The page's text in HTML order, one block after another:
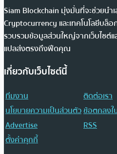
Siam Blockchain มุ่งมั่นที่จะช่วยนำ
Cryptocurrency และเทคโนโลยีบล็อ
รวบรวมข้อมูลส่วนใหญ่จากเว็บไซต์แ
แปลส่งตรงถึงฟีดคุณ
เกี่ยวกับเว็บไซต์นี้
ทีมงาน
ติดต่อเรา
นโยบายความเป็นส่วนตัวข้อตกลงใ
Advertise
RSS
ตั้งค่าคุกกี้